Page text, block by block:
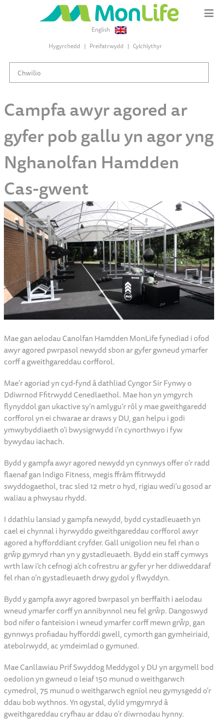
English
Hygyrchedd
Preifatrwydd Cylchlythyr
Campfa awyr agored ar
gyfer pob gallu yn agor yng
Nghanolfan Hamdden
Cas-gwent
Mae gan aelodau Canolfan Hamdden MonLife fynediad i ofod
awyr agored pwrpasol newydd sbon ar gyfer gwneud ymarfer
corff a gweithgareddau corfforol.
Mae’r agoriad yn cyd-fynd â dathliad Cyngor Sir Fynwy o
Ddiwrnod Ffitrwydd Cenedlaethol. Mae hon yn ymgyrch
flynyddol gan ukactive sy’n amlygu’r rôl y mae gweithgaredd
corfforol yn ei chwarae ar draws y DU, gan helpu i godi
ymwybyddiaeth o’i bwysigrwydd i’n cynorthwyo i fyw
bywydau iachach.
Bydd y gampfa awyr agored newydd yn cynnwys offer o’r radd
flaenaf gan Indigo Fitness, megis ffrâm ffitrwydd
swyddogaethol, trac sled 12 metr o hyd, rigiau wedi’u gosod ar
waliau a phwysau rhydd.
I ddathlu lansiad y gampfa newydd, bydd cystadleuaeth yn
cael ei chynnal i hyrwyddo gweithgareddau corfforol awyr
agored a hyfforddiant cryfder. Gall unigolion neu fel rhan o
grŵp gymryd rhan yn y gystadleuaeth. Bydd ein staff cymwys
wrth law i’ch cefnogi a’ch cofrestru ar gyfer yr her ddiweddaraf
fel rhan o’n gystadleuaeth drwy gydol y flwyddyn.
Bydd y gampfa awyr agored bwrpasol yn berffaith i aelodau
wneud ymarfer corff yn annibynnol neu fel grŵp. Dangoswyd
bod nifer o fanteision i wneud ymarfer corff mewn grŵp, gan
gynnwys profiadau hyfforddi gwell, cymorth gan gymheiriaid,
atebolrwydd, ac ymdeimlad o gymuned.
Mae Canllawiau Prif Swyddog Meddygol y DU yn argymell bod
oedolion yn gwneud o leiaf 150 munud o weithgarwch
cymedrol, 75 munud o weithgarwch egnïol neu gymysgedd o’r
ddau bob wythnos. Yn ogystal, dylid ymgymryd â
gweithgareddau cryfhau ar ddau o’r diwrnodau hynny.